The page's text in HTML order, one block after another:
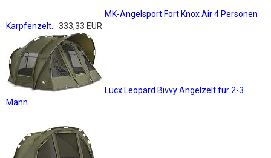
MK-Angelsport Fort Knox Air 4 Personen
Karpfenzelt...
333,33 EUR
Lucx Leopard Bivvy Angelzelt für 2-3
Mann...